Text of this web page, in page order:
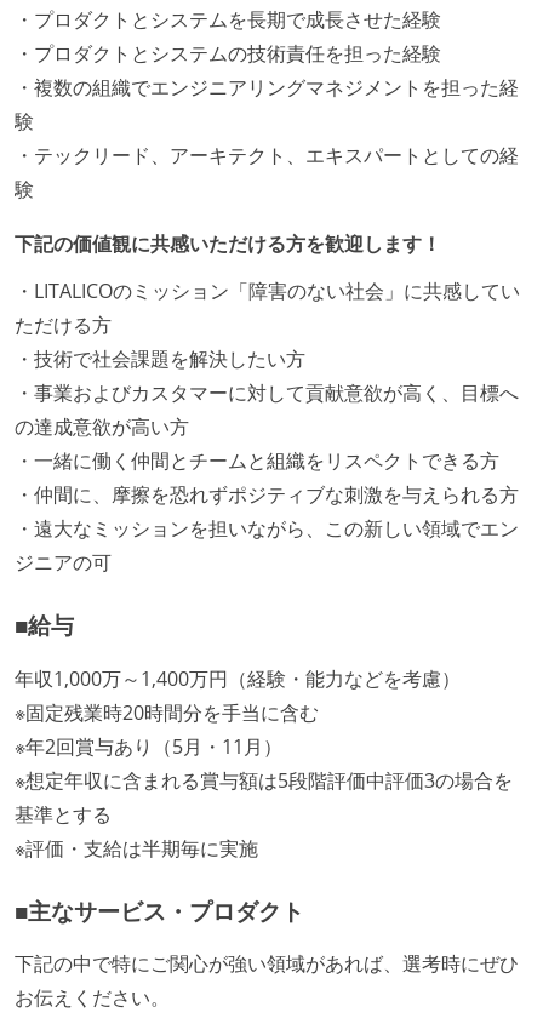
・プロダクトとシステムを長期で成長させた経験
・プロダクトとシステムの技術責任を担った経験
・複数の組織でエンジニアリングマネジメントを担った経
験
・テックリード、アーキテクト、エキスパートとしての経
験
下記の価値観に共感いただける方を歓迎します！
・LITALICOのミッション「障害のない社会」に共感してい
ただける方
・技術で社会課題を解決したい方
・事業およびカスタマーに対して貢献意欲が高く、目標へ
の達成意欲が高い方
・一緒に働く仲間とチームと組織をリスペクトできる方
・仲間に、摩擦を恐れずポジティブな刺激を与えられる方
・遠大なミッションを担いながら、この新しい領域でエン
ジニアの可
■給与
年収1,000万～1,400万円（経験・能力などを考慮）
※固定残業時20時間分を手当に含む
※年2回賞与あり（5月・11月）
※想定年収に含まれる賞与額は5段階評価中評価3の場合を
基準とする
※評価・支給は半期毎に実施
■主なサービス・プロダクト
下記の中で特にご関心が強い領域があれば、選考時にぜひ
お伝えください。